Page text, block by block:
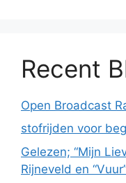
Recent
Open Broadcast
stofrijden voor
Gelezen; “Mijn
Rijneveld en